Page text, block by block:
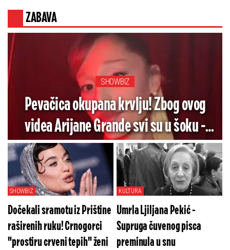
ZABAVA
SHOWBIZ
Pevačica okupana krvlju! Zbog ovog
videa Arijane Grande svi su u šoku -
Pogledajte koliko je jezivo (VIDEO)
SHOWBIZ
Dočekali sramotu iz Prištine
raširenih ruku! Crnogorci
"prostiru crveni tepih" ženi
KULTURA
Umrla Ljiljana Pekić -
Supruga čuvenog pisca
preminula u snu